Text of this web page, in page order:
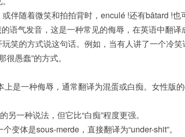
伴随着微笑和拍拍背时，enculé !还有bâtard !也可
语气发音，这是一种常见的侮辱，在英语中翻译成
笑的方式说这句话。例如，当有人讲了一个冷笑
愚蠢”的方式。
是一种侮辱，通常翻译为混蛋或白痴。女性版
另一种说法，但它比“白痴”程度更强。
变体是sous-merde，直接翻译为“under-shit”。